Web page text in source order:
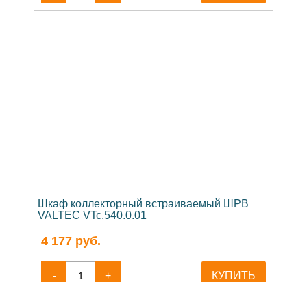
Шкаф коллекторный встраиваемый ШРВ
VALTEC VTc.540.0.01
4 177 руб.
- + КУПИТЬ